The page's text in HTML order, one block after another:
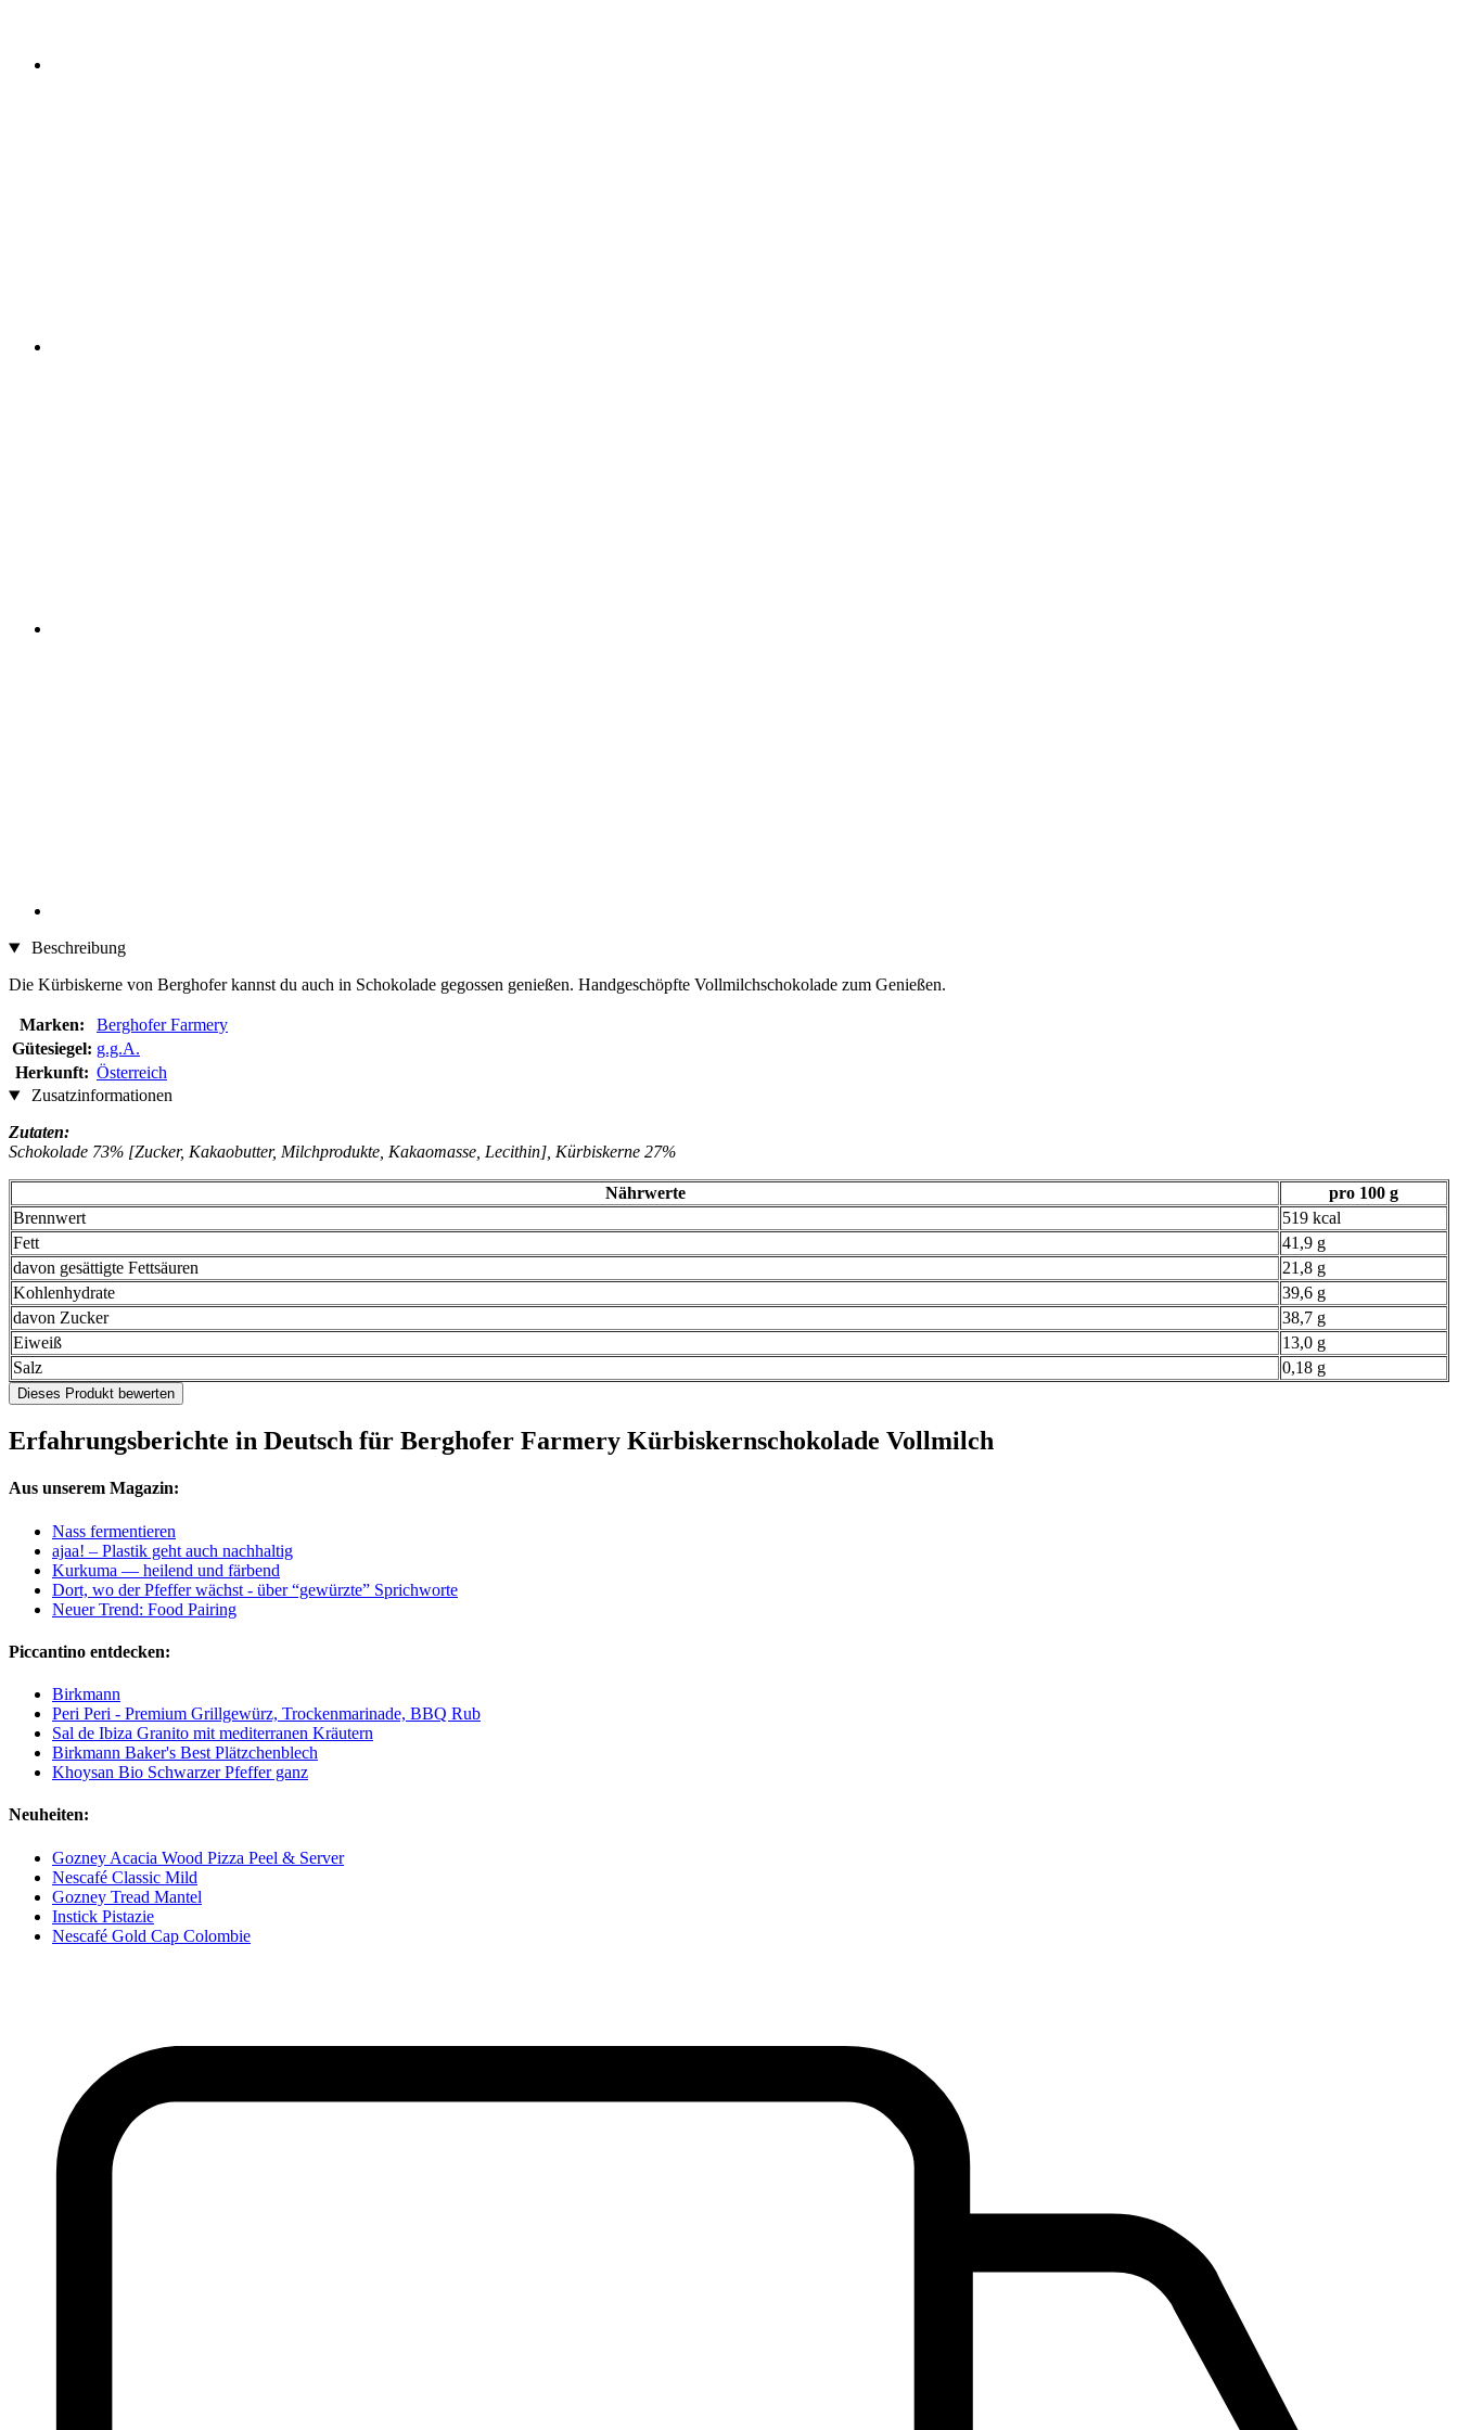
Beschreibung
Die Kürbiskerne von Berghofer kannst du auch in Schokolade gegossen genießen. Handgeschöpfte Vollmilchschokolade zum Genießen.
Marken:
Berghofer Farmery
Gütesiegel: g.g.A.
Herkunft: Österreich
Zusatzinformationen
Zutaten:
Schokolade 73% [Zucker, Kakaobutter, Milchprodukte, Kakaomasse, Lecithin], Kürbiskerne 27%
Nährwerte
pro 100 g
Brennwert
519 kcal
Fett
41,9 g
davon gesättigte Fettsäuren
21,8 g
Kohlenhydrate
39,6 g
davon Zucker
38,7 g
Eiweiß
13,0 g
Salz
0,18 g
Dieses Produkt bewerten
Erfahrungsberichte in Deutsch für Berghofer Farmery Kürbiskernschokolade Vollmilch
Aus unserem Magazin:
Nass fermentieren
ajaa! – Plastik geht auch nachhaltig
Kurkuma — heilend und färbend
Dort, wo der Pfeffer wächst - über “gewürzte” Sprichworte
Neuer Trend: Food Pairing
Piccantino entdecken:
Birkmann
Peri Peri - Premium Grillgewürz, Trockenmarinade, BBQ Rub
Sal de Ibiza Granito mit mediterranen Kräutern
Birkmann Baker's Best Plätzchenblech
Khoysan Bio Schwarzer Pfeffer ganz
Neuheiten:
Gozney Acacia Wood Pizza Peel & Server
Nescafé Classic Mild
Gozney Tread Mantel
Instick Pistazie
Nescafé Gold Cap Colombie